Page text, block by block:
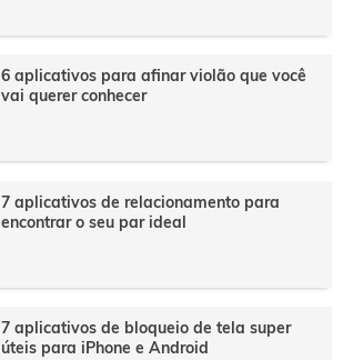
6 aplicativos para afinar violão que você
vai querer conhecer
7 aplicativos de relacionamento para
encontrar o seu par ideal
7 aplicativos de bloqueio de tela super
úteis para iPhone e Android